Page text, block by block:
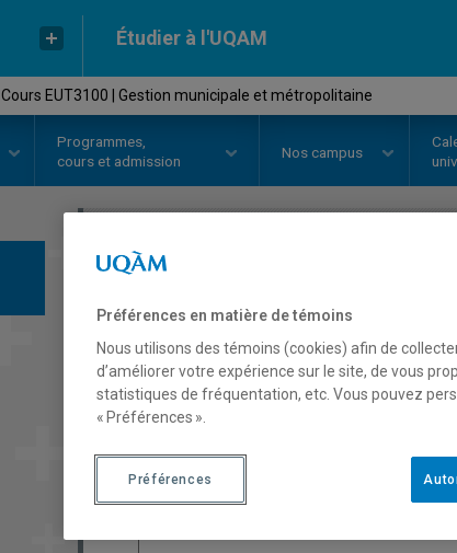
Étudier à l'UQAM
Cours EUT3100 | Gestion municipale et métropolitaine
Programmes,
cours et admission
Nos campus
Description
Préférences en matière de témoins
Nous utilisons des témoins (cookies) afin de
d’améliorer votre expérience sur le site, de vous
statistiques de fréquentation, etc. Vous pouvez
« Préférences ».
Préférences